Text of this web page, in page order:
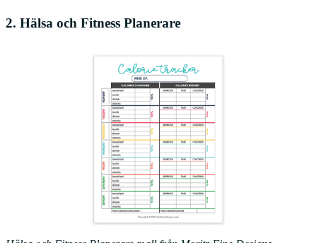
2. Hälsa och Fitness Planerare